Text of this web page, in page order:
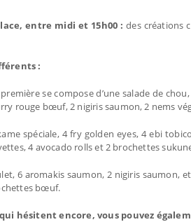
entre midi et 15h00 :des créations
:
se compose d’une salade de
rouge bœuf, 2 nigiris saumon, 2 nems
spéciale, 4 fry golden eyes, 4 ebi
4 avocado rolls et 2 brochettes
6 aromakis saumon, 2 nigiris saumon,
bœuf.
hésitent encore, vous pouvez